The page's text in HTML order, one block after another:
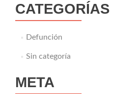
CATEGORÍAS
Defunción
Sin categoría
META